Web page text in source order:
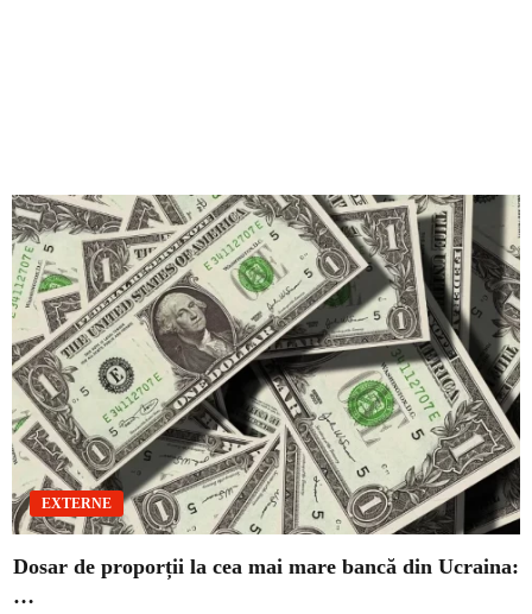
EXTERNE
Dosar de proporții la cea mai mare bancă din Ucraina:
…